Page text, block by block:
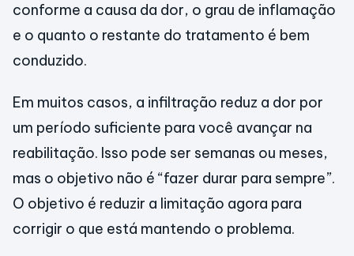
conforme a causa da dor, o grau de inflamação
e o quanto o restante do tratamento é bem
conduzido.
Em muitos casos, a infiltração reduz a dor por
um período suficiente para você avançar na
reabilitação. Isso pode ser semanas ou meses,
mas o objetivo não é “fazer durar para sempre”.
O objetivo é reduzir a limitação agora para
corrigir o que está mantendo o problema.